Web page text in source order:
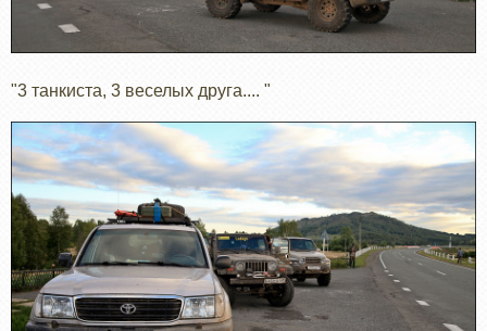
"3 танкиста, 3 веселых друга.... "